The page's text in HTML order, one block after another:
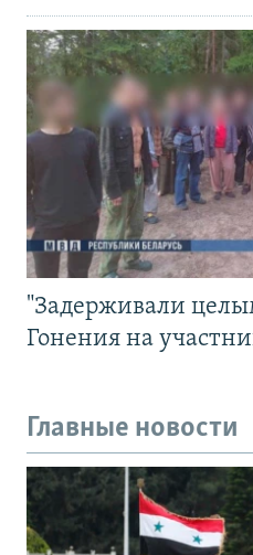
"Задерживали
Гонения на
Главные новости